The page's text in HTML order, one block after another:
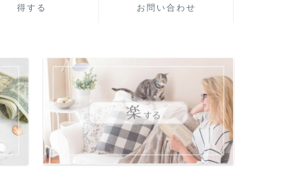
得する お問い合わせ